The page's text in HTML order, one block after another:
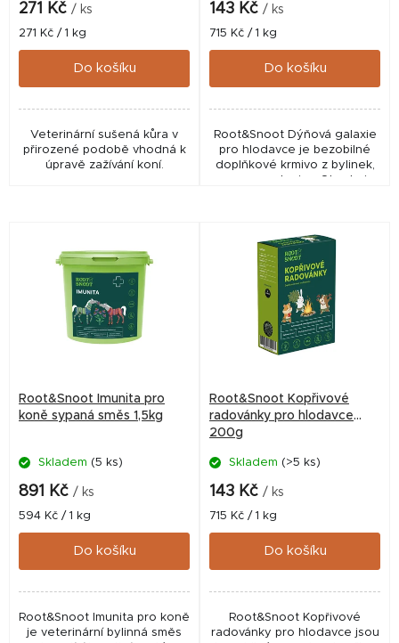
271 Kč / ks
Měrná
cena:
271 Kč / 1 kg
Do košíku
Veterinární sušená kůra v
přirozené podobě vhodná k
úpravě zažívání koní.
143 Kč / ks
Měrná
cena:
715 Kč / 1 kg
Do košíku
Root&Snoot Dýňová galaxie
pro hlodavce je bezobilné
doplňkové krmivo z bylinek,
Root&Snoot Imunita pro
koně sypaná směs 1,5kg
Skladem (5 ks)
891 Kč / ks
Měrná
cena:
594 Kč / 1 kg
Do košíku
Root&Snoot Imunita pro koně
je veterinární bylinná směs
Root&Snoot Kopřivové
radovánky pro hlodavce
200g
Skladem (>5 ks)
143 Kč / ks
Měrná
cena:
715 Kč / 1 kg
Do košíku
Root&Snoot Kopřivové
radovánky pro hlodavce jsou